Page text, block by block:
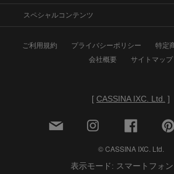
スペシャルコンテンツ
ご利用規約 プライバシーポリシー
特定
会社概要
サイトマップ
[ CASSINA IXC. Ltd. ]
© CASSINA IXC. Ltd.
表示モード: スマートフォ